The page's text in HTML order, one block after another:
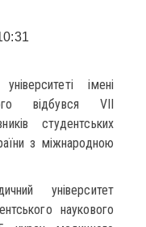
імені
відбувся VІІ
студентських
з міжнародною
університет
наукового